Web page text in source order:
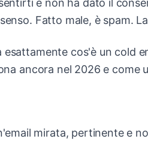
Fatto male, è spam.
esattamente cos'è un cold
ancora nel 2026 e
mirata, pertinente e